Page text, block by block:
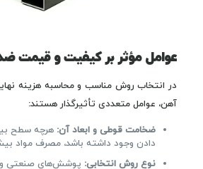
عوامل مؤثر بر کیفیت و قیمت
در انتخاب روش مناسب و محاسبه هزینه
آهن، عوامل متعددی تأثیرگذار هستند:
ضخامت قوطی و ابعاد آن: هرچه سطح
دادن وجود داشته باشد، مصرف مواد
نوع روش انتخابی: پوشش‌های صنعتی و